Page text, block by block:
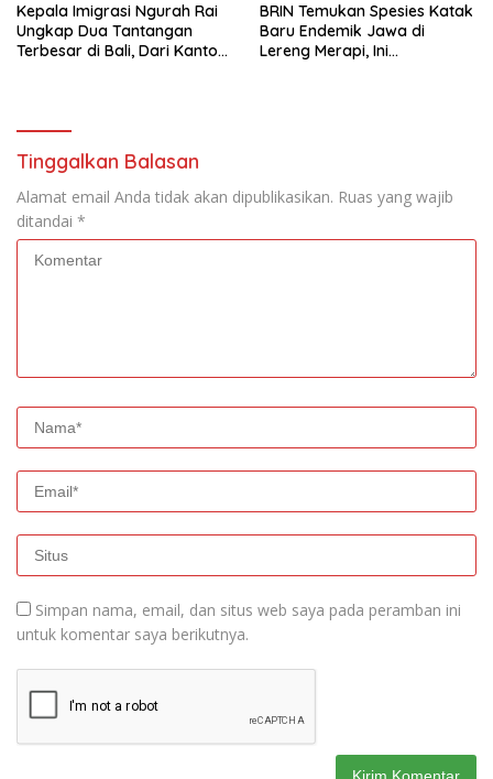
Kepala Imigrasi Ngurah Rai
Ungkap Dua Tantangan
Terbesar di Bali, Dari Kantor
BRIN Temukan Spesies Katak
Baru Endemik Jawa di
Lereng Merapi, Ini
Tinggalkan Balasan
Alamat email Anda tidak akan dipublikasikan. Ruas yang wajib
ditandai *
Simpan nama, email, dan situs web saya pada peramban ini
untuk komentar saya berikutnya.